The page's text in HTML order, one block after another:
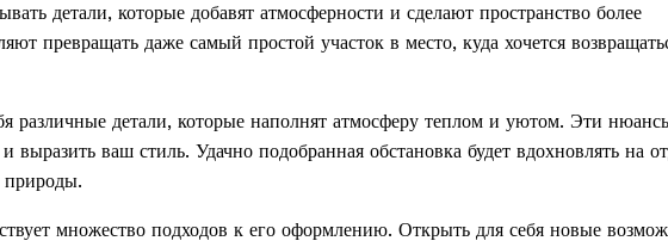
детали, которые добавят атмосферности и сделают пространство более
превращать даже самый простой участок в место, куда хочется
различные детали, которые наполнят атмосферу теплом и уютом. Эти
ваш стиль. Удачно подобранная обстановка будет вдохновлять на
природы.
множество подходов к его оформлению. Открыть для себя новые